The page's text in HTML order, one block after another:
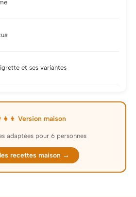
et ses variantes
Version maison
adaptées pour 6 personnes
recettes maison →